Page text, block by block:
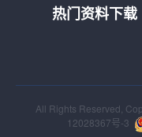
热门资料下载
All Rights Reserved,
12028367号-3